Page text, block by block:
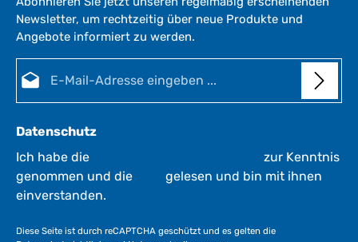
Newsletter, um rechtzeitig über neue Produkte und
Angebote informiert zu werden.
Datenschutz
Ich habe die
zur Kenntnis
genommen und die
gelesen und bin mit ihnen
einverstanden.
Diese Seite ist durch reCAPTCHA geschützt und es gelten die